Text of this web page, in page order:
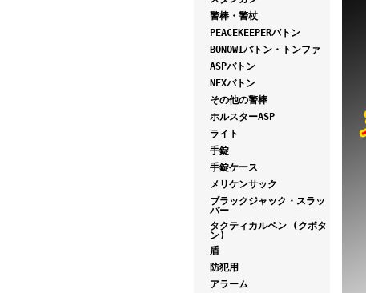
警棒・警杖
PEACEKEEPERバトン
BONOWIバトン・トンファ
ASPバトン
NEXバトン
その他の警棒
ホルスターASP
ライト
手錠
手錠ケース
メリケンサック
ブラックジャック・スラッ
パー
タクティカルペン (クボタ
ン)
盾
防犯用
アラーム